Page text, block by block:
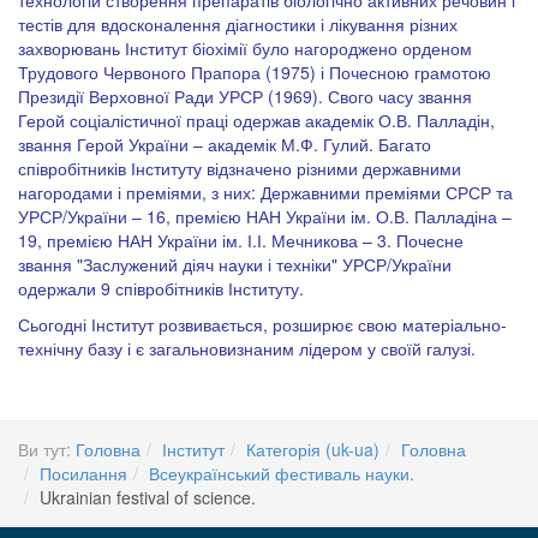
тестів для вдосконалення діагностики і лікування різних
захворювань Інститут біохімії було нагороджено орденом
Трудового Червоного Прапора (1975) і Почесною грамотою
Президії Верховної Ради УРСР (1969). Свого часу звання
Герой соціалістичної праці одержав академік О.В. Палладін,
звання Герой України – академік М.Ф. Гулий. Багато
співробітників Інституту відзначено різними державними
нагородами і преміями, з них: Державними преміями СРСР та
УРСР/України – 16, премією НАН України ім. О.В. Палладіна –
19, премією НАН України ім. І.І. Мечникова – 3. Почесне
звання "Заслужений діяч науки і техніки" УРСР/України
одержали 9 співробітників Інституту.
Сьогодні Інститут розвивається, розширює свою матеріально-
технічну базу і є загальновизнаним лідером у своїй галузі.
Ви тут: Головна Інститут Категорія (uk-ua)
Головна
Посилання
Всеукраїнський фестиваль науки.
Ukrainian festival of science.